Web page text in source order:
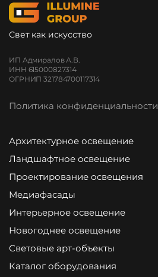
Свет как искусство
ИП Адмиралов А.В.
ИНН 615000827314
ОГРНИП 321784700117314
Политика конфиденциальности
Архитектурное освещение
Ландшафтное освещение
Проектирование освещения
Медиафасады
Интерьерное освещение
Новогоднее освещение
Световые арт-объекты
Каталог оборудования